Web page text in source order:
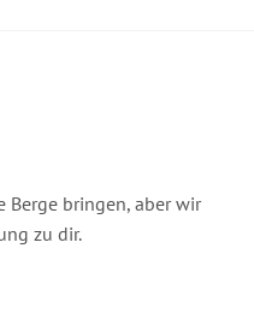
Berge bringen, aber wir
zu dir.